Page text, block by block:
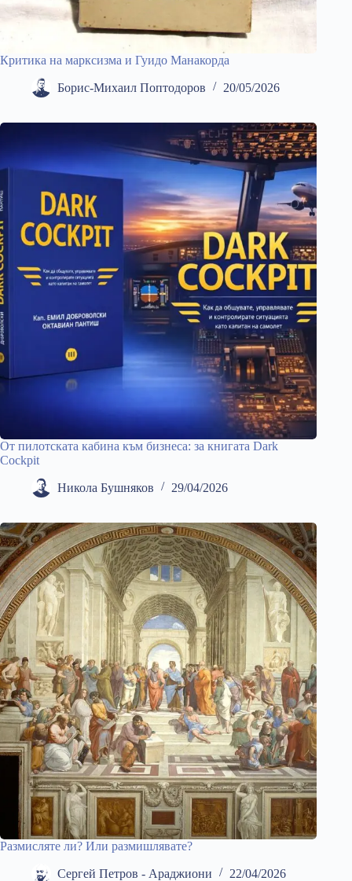
Критика на марксизма и Гуидо Манакорда
Борис-Михаил Поптодоров 20/05/2026
От пилотската кабина към бизнеса: за книгата Dark
Cockpit
Никола Бушняков 29/04/2026
Размисляте ли? Или размишлявате?
Сергей Петров - Араджиони 22/04/2026